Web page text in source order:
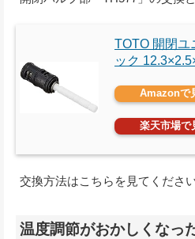
TOTO 開閉ユ
ック
Amazonで
楽天市場で
交換方法はこちらを見てくださ
温度調節がおかしくなっ